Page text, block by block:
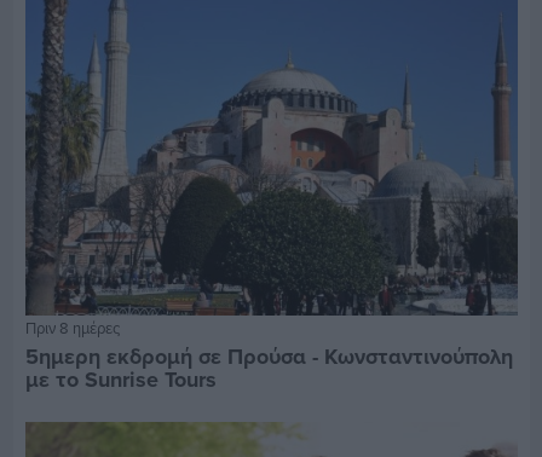
Πριν 8 ημέρες
5ημερη εκδρομή σε Προύσα - Κωνσταντινούπολη
με το Sunrise Tours